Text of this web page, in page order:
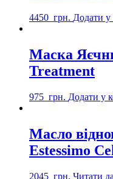
4450 грн. Додати
Маска
Treatment
975 грн. Додати у
Масло
Estessimo
2045 грн. Читати